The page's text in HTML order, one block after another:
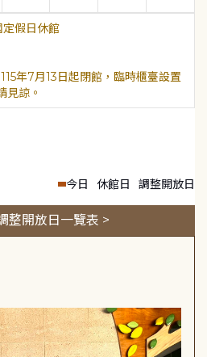
假日休館
年7月13日起閉館，臨時櫃臺設置
見諒。
今日 休館日 調整開放日
整開放日一覽表 >